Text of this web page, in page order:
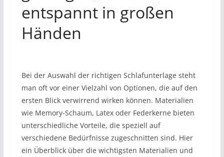
Bei der Auswahl der richtigen Schlafunterlage steht
man oft vor einer Vielzahl von Optionen, die auf den
ersten Blick verwirrend wirken können. Materialien
wie Memory-Schaum, Latex oder Federkerne bieten
unterschiedliche Vorteile, die speziell auf
verschiedene Bedürfnisse zugeschnitten sind. Hier
ein Überblick über die wichtigsten Materialien und